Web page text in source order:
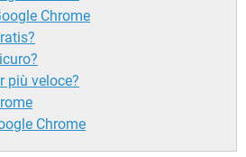
Chrome
più veloce?
Chrome